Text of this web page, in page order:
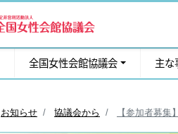
全国女性会館協議会 主な
お知らせ 協議会から 【参加者募